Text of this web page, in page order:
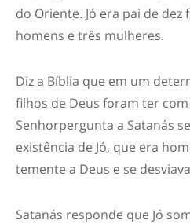
do Oriente. Jó era pai de dez
homens e três mulheres.
Diz a Bíblia que em um
filhos de Deus foram ter
Senhorpergunta a Satanás
existência de Jó, que era
temente a Deus e se
Satanás responde que Jó